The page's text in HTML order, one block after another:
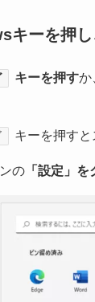
キーを押
キーを押すか
キーを押すと
の 「設定」を